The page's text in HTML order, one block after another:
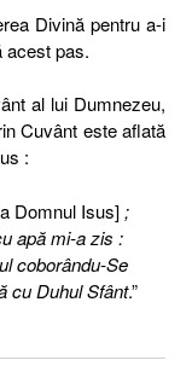
Divină pentru a-i
acest pas.
al lui Dumnezeu,
Cuvânt este aflată
:
Domnul Isus];
apă mi-a zis :
coborându-Se
cu Duhul Sfânt.”